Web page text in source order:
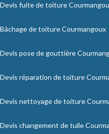
Devis fuite de toiture
Bâchage de toiture Courmangoux
Devis pose de gouttière
Devis réparation de toiture
Devis nettoyage de toiture
Devis changement de tuile